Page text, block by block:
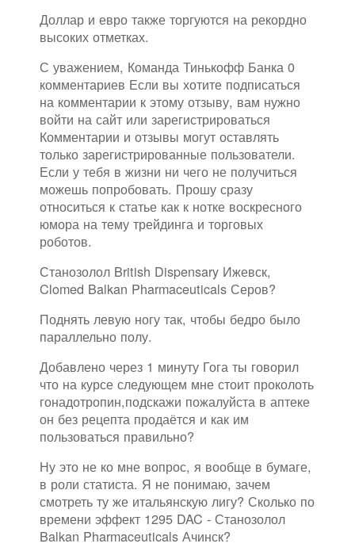
Доллар и евро также торгуются на рекордно
высоких отметках.
С уважением, Команда Тинькофф Банка 0
комментариев Если вы хотите подписаться
на комментарии к этому отзыву, вам нужно
войти на сайт или зарегистрироваться
Комментарии и отзывы могут оставлять
только зарегистрированные пользователи.
Если у тебя в жизни ни чего не получиться
можешь попробовать. Прошу сразу
относиться к статье как к нотке воскресного
юмора на тему трейдинга и торговых
роботов.
Станозолол British Dispensary Ижевск,
Clomed Balkan Pharmaceuticals Серов?
Поднять левую ногу так, чтобы бедро было
параллельно полу.
Добавлено через 1 минуту Гога ты говорил
что на курсе следующем мне стоит проколоть
гонадотропин,подскажи пожалуйста в аптеке
он без рецепта продаётся и как им
пользоваться правильно?
Ну это не ко мне вопрос, я вообще в бумаге,
в роли статиста. Я не понимаю, зачем
смотреть ту же итальянскую лигу? Сколько по
времени эффект 1295 DAC - Станозолол
Balkan Pharmaceuticals Ачинск?